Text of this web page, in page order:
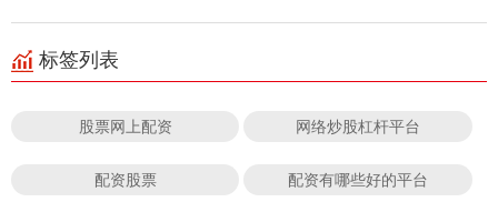
标签列表
股票网上配资 网络炒股杠杆平台
配资股票 配资有哪些好的平台